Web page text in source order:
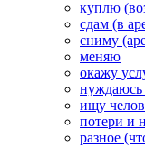
куплю
сдам (в
сниму
меняю
окажу
нуждаюсь
ищу
потери и
разное